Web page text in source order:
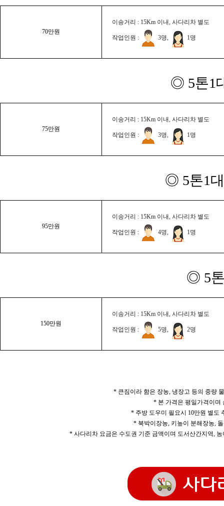
70만원
이송거리 : 15Km 이내, 사다리차 별도
작업인원 : 3명, 1명
◎ 5톤1
75만원
이송거리 : 15Km 이내, 사다리차 별도
작업인원 : 3명, 1명
◎ 5톤1
95만원
이송거리 : 15Km 이내, 사다리차 별도
작업인원 : 4명, 1명
◎ 5
150만원
이송거리 : 15Km 이내, 사다리차 별도
작업인원 : 5명, 2명
* 큰짐이라 함은 장농, 냉장고 등의 중량
* 본 가격은 평일가격이며
* 주방 도우미 필요시 10만원 별도
* 북박이장농, 키높이 분해장농,
* 사다리차 요금은 수도권 기준 금액이며 도서산간지역,